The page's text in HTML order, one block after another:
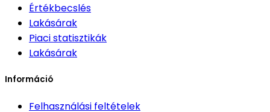
Értékbecslés
Lakásárak
Piaci statisztikák
Lakásárak
Információ
Felhasználási feltételek